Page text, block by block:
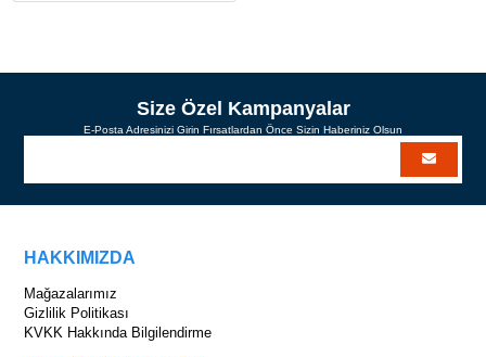
Size Özel Kampanyalar
E-Posta Adresinizi Girin Fırsatlardan Önce Sizin Haberiniz Olsun
HAKKIMIZDA
Mağazalarımız
Gizlilik Politikası
KVKK Hakkında Bilgilendirme